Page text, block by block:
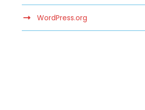
WordPress.org